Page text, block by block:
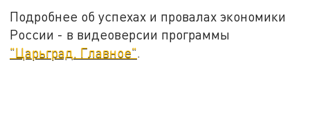
Подробнее об успехах и провалах экономики
России - в видеоверсии программы
"Царьград. Главное".